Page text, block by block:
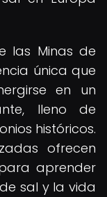
las Minas de
única que
en un
lleno de
históricos.
ofrecen
aprender
sal y la vida